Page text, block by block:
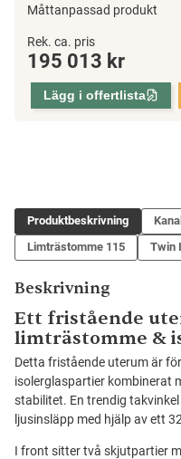
Måttanpassad produkt
Fristående
Uterum
Pulpettak,
Västerbotten
Rek. ca. pris
195 013 kr
Lägg i offertlista
Produktbeskrivning
Limträstomme 115
Twin
Beskrivning
Ett fristående
limträstomme &
Detta fristående uterum är
isolerglaspartier kombinerat
stabilitet. En trendig
ljusinsläpp med hjälp av ett
I front sitter två skjutpartier